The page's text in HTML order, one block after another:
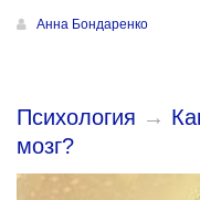
Анна Бондаренко
Психология →
мозг?